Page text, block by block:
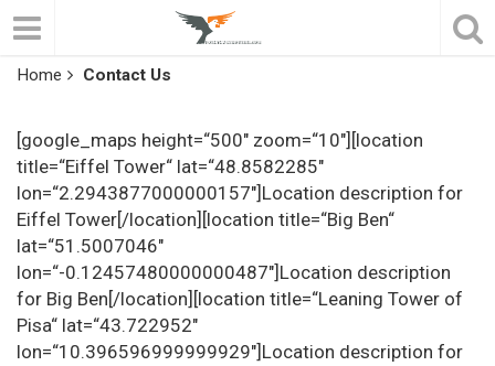
Home Contact Us
[google_maps height=“500″ zoom=“10″][location
title=“Eiffel Tower“ lat=“48.8582285″
lon=“2.2943877000000157″]Location description for
Eiffel Tower[/location][location title=“Big Ben“
lat=“51.5007046″
lon=“-0.12457480000000487″]Location description
for Big Ben[/location][location title=“Leaning Tower of
Pisa“ lat=“43.722952″
lon=“10.396596999999929″]Location description for